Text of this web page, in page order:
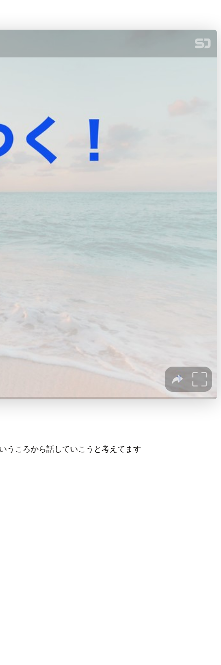
うころから話していこうと考えてます